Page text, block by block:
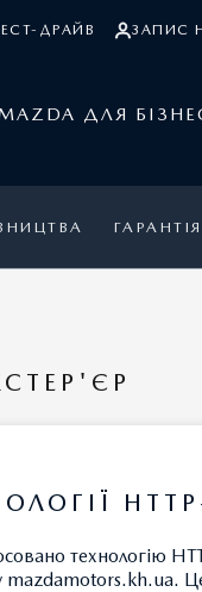
ДРАЙВ ЗАПИС
MAZDA ДЛЯ
ГАРАНТІЯ
технологію
mazdamotors.kh.ua.